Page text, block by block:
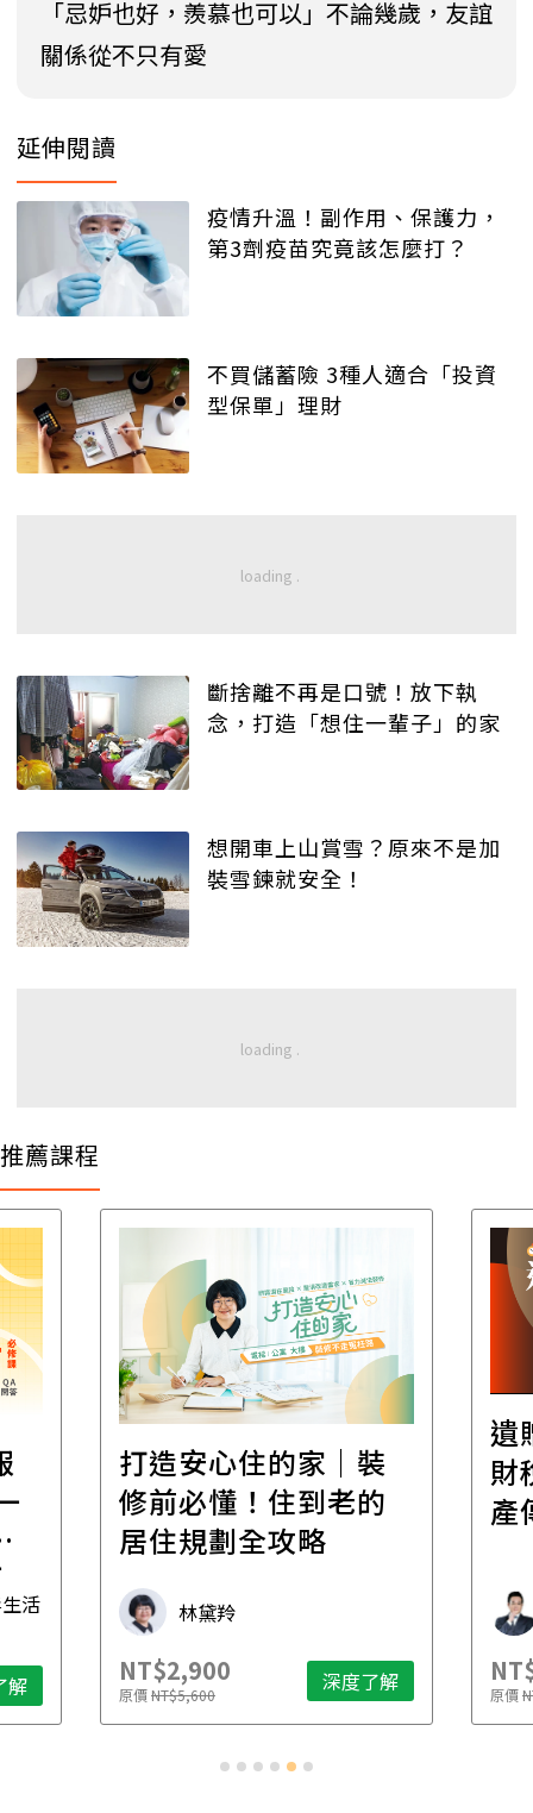
「忌妒也好，羨慕也可以」不論幾歲，友誼
關係從不只有愛
延伸閱讀
疫情升溫！副作用、保護力，
第3劑疫苗究竟該怎麼打？
不買儲蓄險 3種人適合「投資
型保單」理財
斷捨離不再是口號！放下執
念，打造「想住一輩子」的家
想開車上山賞雪？原來不是加
裝雪鍊就安全！
推薦課程
活
解
打造安心住的家｜裝
修前必懂！住到老的
居住規劃全攻略
林黛羚
NT$2,900
原價NT$5,600 深度了解
遺
財
產
原價